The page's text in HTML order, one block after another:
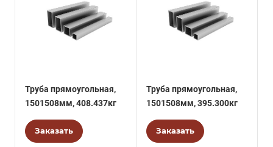
Труба прямоугольная,
1501508мм, 408.437кг
Заказать
Труба прямоугольная,
1501508мм, 395.300кг
Заказать